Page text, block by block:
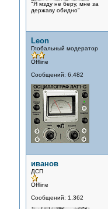
"Я мзду не беру, мне за
державу обидно"
Leon
Глобальный модератор
Offline
Сообщений: 6,482
иванов
ДСП
Offline
Сообщений: 1,362